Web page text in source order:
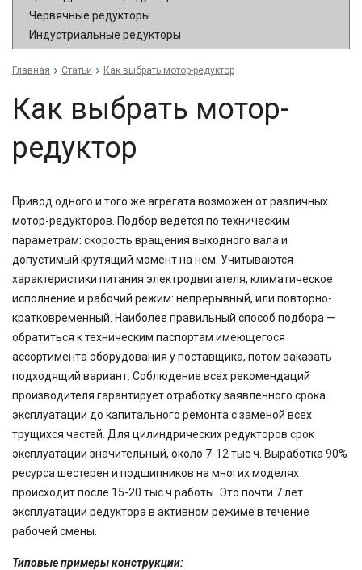
Червячные редукторы
Индустриальные редукторы
Главная Статьи Как выбрать мотор-редуктор
Как выбрать мотор-
редуктор
Привод одного и того же агрегата возможен от различных
мотор-редукторов. Подбор ведется по техническим
параметрам: скорость вращения выходного вала и
допустимый крутящий момент на нем. Учитываются
характеристики питания электродвигателя, климатическое
исполнение и рабочий режим: непрерывный, или повторно-
кратковременный. Наиболее правильный способ подбора —
обратиться к техническим паспортам имеющегося
ассортимента оборудования у поставщика, потом заказать
подходящий вариант. Соблюдение всех рекомендаций
производителя гарантирует отработку заявленного срока
эксплуатации до капитального ремонта с заменой всех
трущихся частей. Для цилиндрических редукторов срок
эксплуатации значительный, около 7-12 тыс ч. Выработка 90%
ресурса шестерен и подшипников на многих моделях
происходит после 15-20 тыс ч работы. Это почти 7 лет
эксплуатации редуктора в активном режиме в течение
рабочей смены.
Типовые примеры конструкции: